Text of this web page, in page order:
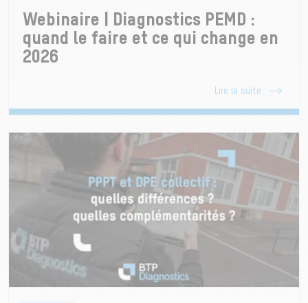
Webinaire | Diagnostics PEMD :
quand le faire et ce qui change en
2026
Lire la suite